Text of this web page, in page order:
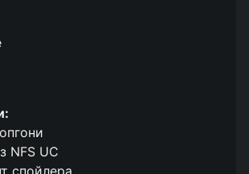
NFS UC
спойлера